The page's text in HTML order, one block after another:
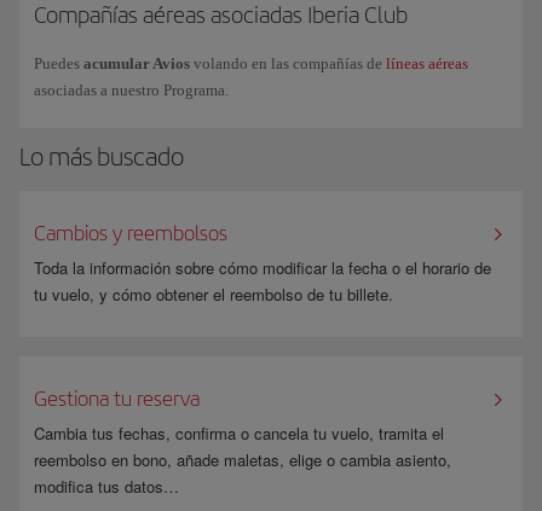
Compañías aéreas asociadas Iberia Club
Puedes acumular Avios volando en las compañías de líneas aéreas
asociadas a nuestro Programa.
Lo más buscado
Cambios y reembolsos
Toda la información sobre cómo modificar la fecha o el horario de
tu vuelo, y cómo obtener el reembolso de tu billete.
Gestiona tu reserva
Cambia tus fechas, confirma o cancela tu vuelo, tramita el
reembolso en bono, añade maletas, elige o cambia asiento,
modifica tus datos…